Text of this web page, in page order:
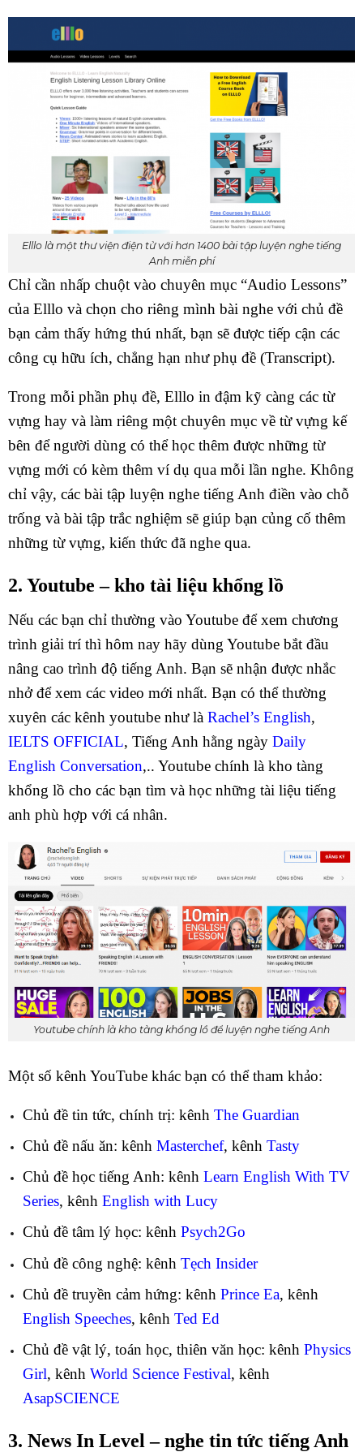
Elllo là một thư viện điện tử với hơn 1400 bài tập luyện nghe tiếng
Anh miễn phí
Chỉ cần nhấp chuột vào chuyên mục “Audio Lessons”
của Elllo và chọn cho riêng mình bài nghe với chủ đề
bạn cảm thấy hứng thú nhất, bạn sẽ được tiếp cận các
công cụ hữu ích, chẳng hạn như phụ đề (Transcript).
Trong mỗi phần phụ đề, Elllo in đậm kỹ càng các từ
vựng hay và làm riêng một chuyên mục về từ vựng kế
bên để người dùng có thể học thêm được những từ
vựng mới có kèm thêm ví dụ qua mỗi lần nghe. Không
chỉ vậy, các bài tập luyện nghe tiếng Anh điền vào chỗ
trống và bài tập trắc nghiệm sẽ giúp bạn củng cố thêm
những từ vựng, kiến thức đã nghe qua.
2. Youtube – kho tài liệu khổng lồ
Nếu các bạn chỉ thường vào Youtube để xem chương
trình giải trí thì hôm nay hãy dùng Youtube bắt đầu
nâng cao trình độ tiếng Anh. Bạn sẽ nhận được nhắc
nhở để xem các video mới nhất. Bạn có thể thường
xuyên các kênh youtube như là Rachel’s English,
IELTS OFFICIAL, Tiếng Anh hằng ngày Daily
English Conversation,.. Youtube chính là kho tàng
khổng lồ cho các bạn tìm và học những tài liệu tiếng
anh phù hợp với cá nhân.
Youtube chính là kho tàng khổng lồ để luyện nghe tiếng Anh
Một số kênh YouTube khác bạn có thể tham khảo:
Chủ đề tin tức, chính trị: kênh The Guardian
Chủ đề nấu ăn: kênh Masterchef, kênh Tasty
Chủ đề học tiếng Anh: kênh Learn English With TV
Series, kênhEnglish with Lucy
Chủ đề tâm lý học: kênh Psych2Go
Chủ đề công nghệ: kênh Tẹch Insider
Chủ đề truyền cảm hứng: kênh Prince Ea, kênh
English Speeches, kênh Ted Ed
Chủ đề vật lý, toán học, thiên văn học: kênh Physics
Girl, kênh World Science Festival, kênh
AsapSCIENCE
3. News In Level – nghe tin tức tiếng Anh